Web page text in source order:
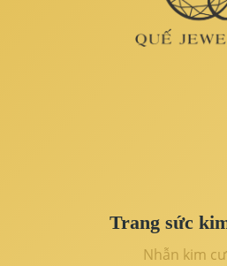
Trang sức
Nhẫn kim